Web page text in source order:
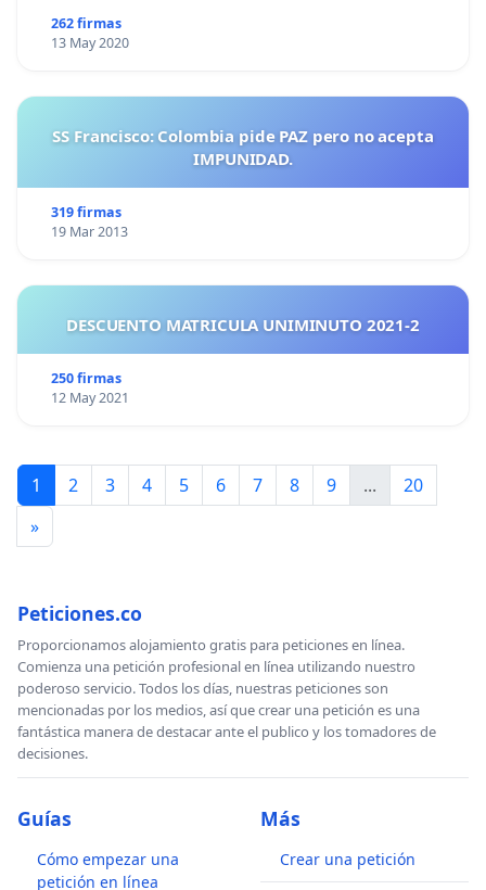
262 firmas
13 May 2020
SS Francisco: Colombia pide PAZ pero no acepta
IMPUNIDAD.
319 firmas
19 Mar 2013
DESCUENTO MATRICULA UNIMINUTO 2021-2
250 firmas
12 May 2021
1 2 3 4 5 6 7 8 9 ...
20
»
Peticiones.co
Proporcionamos alojamiento gratis para peticiones en línea.
Comienza una petición profesional en línea utilizando nuestro
poderoso servicio. Todos los días, nuestras peticiones son
mencionadas por los medios, así que crear una petición es una
fantástica manera de destacar ante el publico y los tomadores de
decisiones.
Guías
Cómo empezar una
petición en línea
Más
Crear una petición